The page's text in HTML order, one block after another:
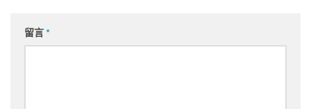
留言*